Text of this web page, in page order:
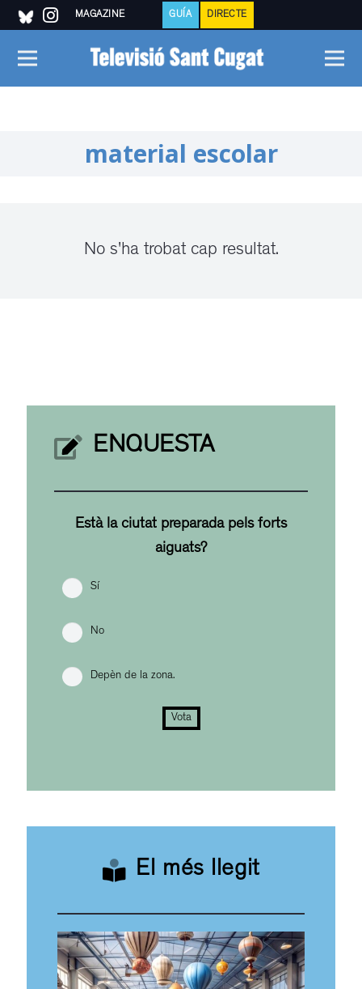
MAGAZINE GUÍA DIRECTE
material escolar
No s'ha trobat cap resultat.
ENQUESTA
Està la ciutat preparada pels forts
aiguats?
Sí
No
Depèn de la zona.
Vota
El més llegit